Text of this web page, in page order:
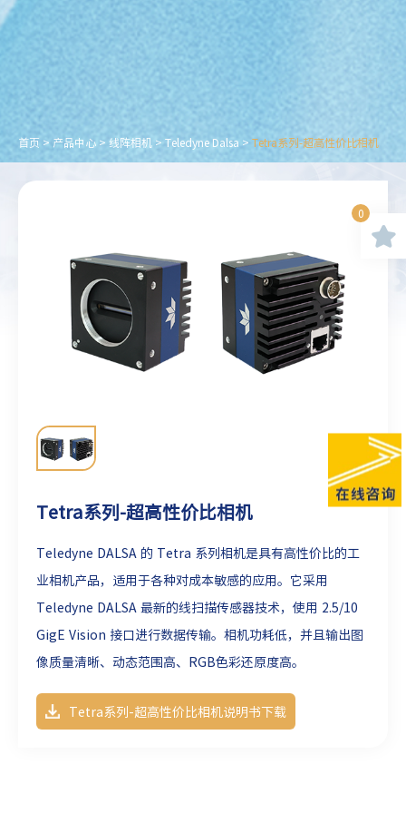
首页 > 产品中心 > 线阵相机 > Teledyne Dalsa > Tetra系列-超高性价比相机
Tetra系列-超高性价比相机
Teledyne DALSA 的 Tetra 系列相机是具有高性价比的工
业相机产品，适用于各种对成本敏感的应用。它采用
Teledyne DALSA 最新的线扫描传感器技术，使用 2.5/10
GigE Vision 接口进行数据传输。相机功耗低，并且输出图
像质量清晰、动态范围高、RGB色彩还原度高。
Tetra系列-超高性价比相机说明书下载
0